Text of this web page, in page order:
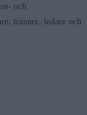
och
tränare, ledare och